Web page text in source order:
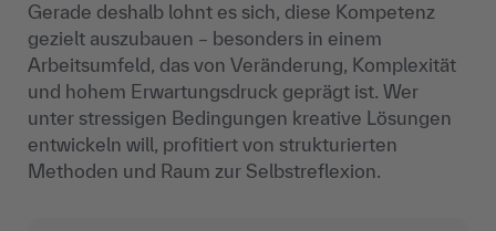
Gerade deshalb lohnt es sich, diese Kompetenz
gezielt auszubauen – besonders in einem
Arbeitsumfeld, das von Veränderung, Komplexität
und hohem Erwartungsdruck geprägt ist. Wer
unter stressigen Bedingungen kreative Lösungen
entwickeln will, profitiert von strukturierten
Methoden und Raum zur Selbstreflexion.